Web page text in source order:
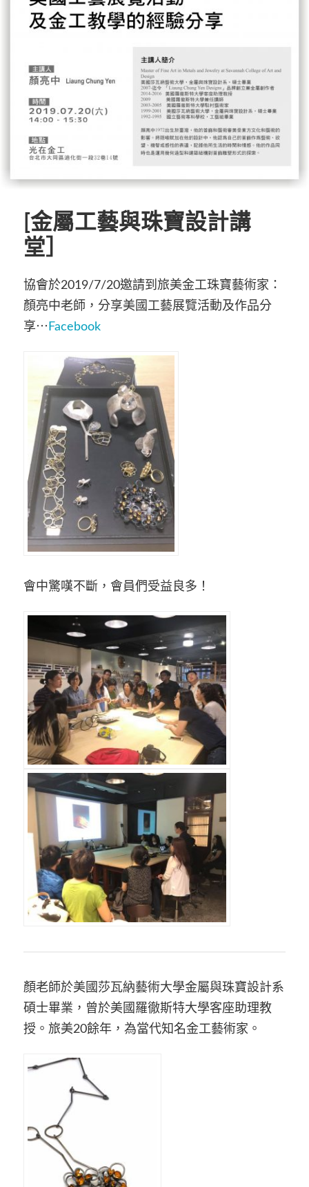
[金屬工藝與珠寶設計講
堂］
協會於2019/7/20邀請到旅美金工珠寶藝術家：
顏亮中老師，分享美國工藝展覽活動及作品分
享⋯ Facebook
會中驚嘆不斷，會員們受益良多！
顏老師於美國莎瓦納藝術大學金屬與珠寶設計系
碩士畢業，曾於美國羅徹斯特大學客座助理教
授。旅美20餘年，為當代知名金工藝術家。